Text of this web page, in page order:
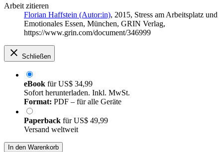
Arbeit zitieren
Florian Haffstein (Autor:in), 2015, Stress am Arbeitsplatz und
Emotionales Essen, München, GRIN Verlag,
https://www.grin.com/document/346999
Schließen
eBook fürUS$ 34,99
Sofort herunterladen. Inkl. MwSt.
Format: PDF – für alle Geräte
Paperback fürUS$ 49,99
Versand weltweit
In den Warenkorb